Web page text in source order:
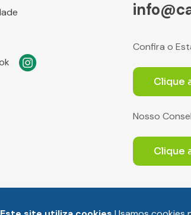
Confira o
Clique
Nosso
Clique